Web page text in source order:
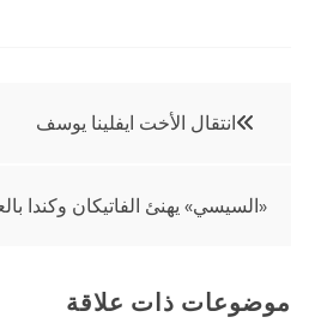
تصفّح
انتقال الأخت ايفلينا يوسف
«السيسي» يهنئ الفاتيكان وكندا
موضوعات ذات علاقة